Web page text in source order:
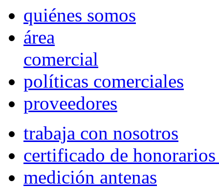
quiénes somos
área
comercial
políticas comerciales
proveedores
trabaja con nosotros
certificado de
medición antenas